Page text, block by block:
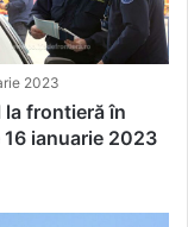
2023
la frontieră în
16 ianuarie 2023